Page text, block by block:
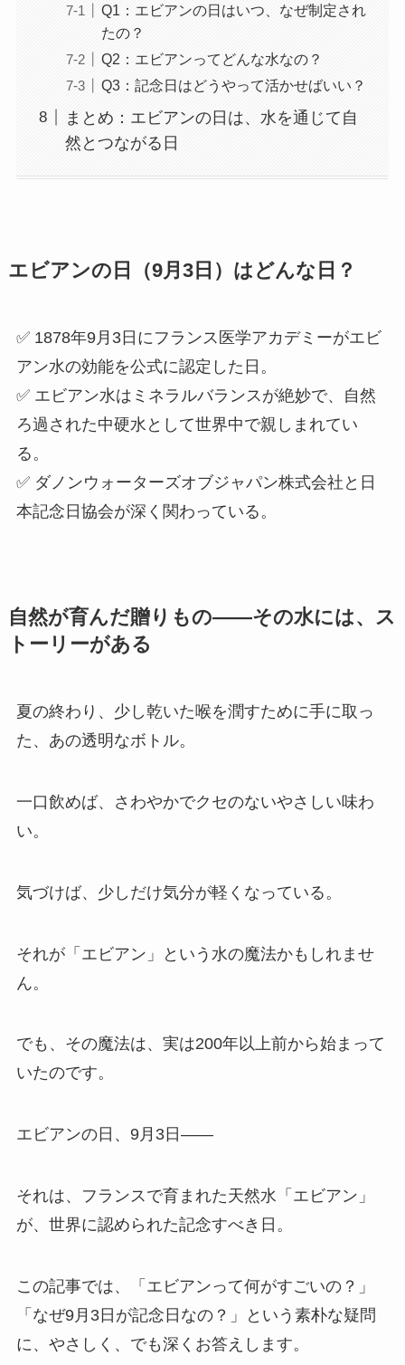
Q1：エビアンの日はいつ、なぜ制定され
たの？
Q2：エビアンってどんな水なの？
Q3：記念日はどうやって活かせばいい？
まとめ：エビアンの日は、水を通じて自
然とつながる日
エビアンの日（9月3日）はどんな日？
✅ 1878年9月3日にフランス医学アカデミーがエビ
アン水の効能を公式に認定した日。
✅ エビアン水はミネラルバランスが絶妙で、自然
ろ過された中硬水として世界中で親しまれてい
る。
✅ ダノンウォーターズオブジャパン株式会社と日
本記念日協会が深く関わっている。
自然が育んだ贈りもの――その水には、ス
トーリーがある
夏の終わり、少し乾いた喉を潤すために手に取っ
た、あの透明なボトル。
一口飲めば、さわやかでクセのないやさしい味わ
い。
気づけば、少しだけ気分が軽くなっている。
それが「エビアン」という水の魔法かもしれませ
ん。
でも、その魔法は、実は200年以上前から始まって
いたのです。
エビアンの日、9月3日――
それは、フランスで育まれた天然水「エビアン」
が、世界に認められた記念すべき日。
この記事では、「エビアンって何がすごいの？」
「なぜ9月3日が記念日なの？」という素朴な疑問
に、やさしく、でも深くお答えします。